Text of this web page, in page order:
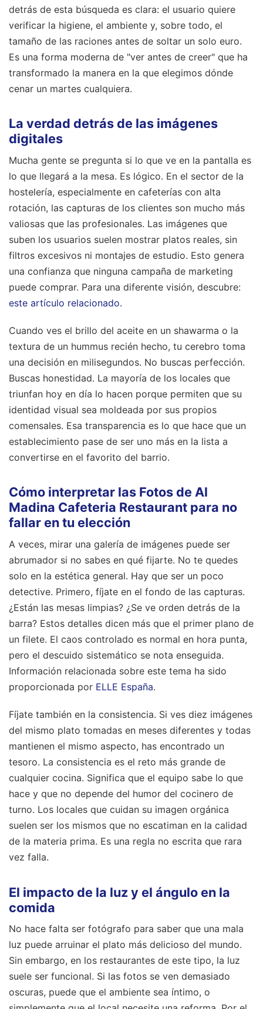
detrás de esta búsqueda es clara: el usuario quiere
verificar la higiene, el ambiente y, sobre todo, el
tamaño de las raciones antes de soltar un solo euro.
Es una forma moderna de "ver antes de creer" que ha
transformado la manera en la que elegimos dónde
cenar un martes cualquiera.
La verdad detrás de las imágenes
digitales
Mucha gente se pregunta si lo que ve en la pantalla es
lo que llegará a la mesa. Es lógico. En el sector de la
hostelería, especialmente en cafeterías con alta
rotación, las capturas de los clientes son mucho más
valiosas que las profesionales. Las imágenes que
suben los usuarios suelen mostrar platos reales, sin
filtros excesivos ni montajes de estudio. Esto genera
una confianza que ninguna campaña de marketing
puede comprar. Para una diferente visión, descubre:
este artículo relacionado.
Cuando ves el brillo del aceite en un shawarma o la
textura de un hummus recién hecho, tu cerebro toma
una decisión en milisegundos. No buscas perfección.
Buscas honestidad. La mayoría de los locales que
triunfan hoy en día lo hacen porque permiten que su
identidad visual sea moldeada por sus propios
comensales. Esa transparencia es lo que hace que un
establecimiento pase de ser uno más en la lista a
convertirse en el favorito del barrio.
Cómo interpretar las Fotos de Al
Madina Cafeteria Restaurant para no
fallar en tu elección
A veces, mirar una galería de imágenes puede ser
abrumador si no sabes en qué fijarte. No te quedes
solo en la estética general. Hay que ser un poco
detective. Primero, fíjate en el fondo de las capturas.
¿Están las mesas limpias? ¿Se ve orden detrás de la
barra? Estos detalles dicen más que el primer plano de
un filete. El caos controlado es normal en hora punta,
pero el descuido sistemático se nota enseguida.
Información relacionada sobre este tema ha sido
proporcionada por ELLE España.
Fíjate también en la consistencia. Si ves diez imágenes
del mismo plato tomadas en meses diferentes y todas
mantienen el mismo aspecto, has encontrado un
tesoro. La consistencia es el reto más grande de
cualquier cocina. Significa que el equipo sabe lo que
hace y que no depende del humor del cocinero de
turno. Los locales que cuidan su imagen orgánica
suelen ser los mismos que no escatiman en la calidad
de la materia prima. Es una regla no escrita que rara
vez falla.
El impacto de la luz y el ángulo en la
comida
No hace falta ser fotógrafo para saber que una mala
luz puede arruinar el plato más delicioso del mundo.
Sin embargo, en los restaurantes de este tipo, la luz
suele ser funcional. Si las fotos se ven demasiado
oscuras, puede que el ambiente sea íntimo, o